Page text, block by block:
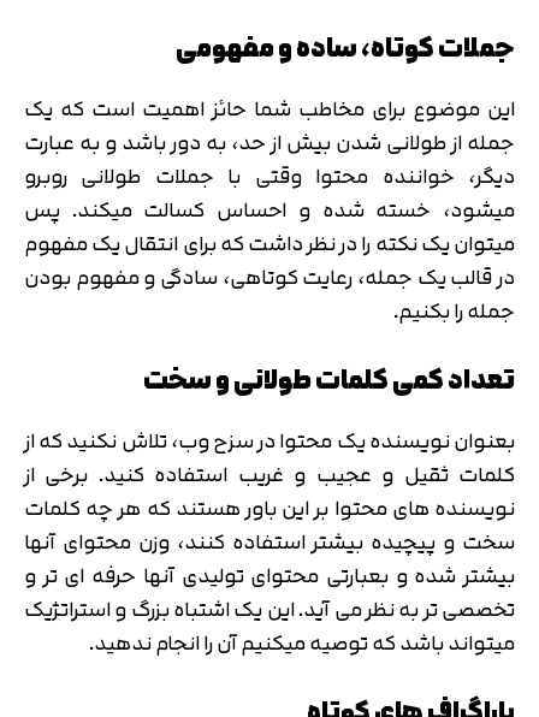
جملات کوتاه، ساده و مفهومی
این موضوع برای مخاطب شما حائز اهمیت است که یک
جمله از طولانی شدن بیش از حد، به دور باشد و به عبارت
دیگر، خواننده محتوا وقتی با جملات طولانی روبرو
میشود، خسته شده و احساس کسالت میکند. پس
میتوان یک نکته را در نظر داشت که برای انتقال یک مفهوم
در قالب یک جمله، رعایت کوتاهی، سادگی و مفهوم بودن
جمله را بکنیم.
تعداد کمی کلمات طولانی و سخت
بعنوان نویسنده یک محتوا در سزح وب، تلاش نکنید که از
کلمات ثقیل و عجیب و غریب استفاده کنید. برخی از
نویسنده های محتوا بر این باور هستند که هر چه کلمات
سخت و پیچیده بیشتر استفاده کنند، وزن محتوای آنها
بیشتر شده و بعبارتی محتوای تولیدی آنها حرفه ای تر و
تخصصی تر به نظر می آید. این یک اشتباه بزرگ و استراتژیک
میتواند باشد که توصیه میکنیم آن را انجام ندهید.